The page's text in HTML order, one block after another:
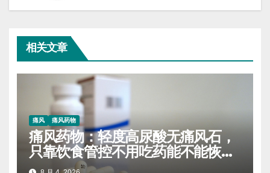
相关文章
痛风 痛风药物
痛风药物：轻度高尿酸无痛风石，
只靠饮食管控不用吃药能不能恢复
正常